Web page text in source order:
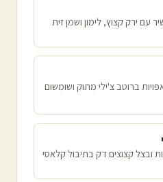
עם ירק קצוץ, לימון ושמן זית
ברוטב צ'ילי מתוק ושומשום
ובצל קצוצים דק בתיבול קלאסי